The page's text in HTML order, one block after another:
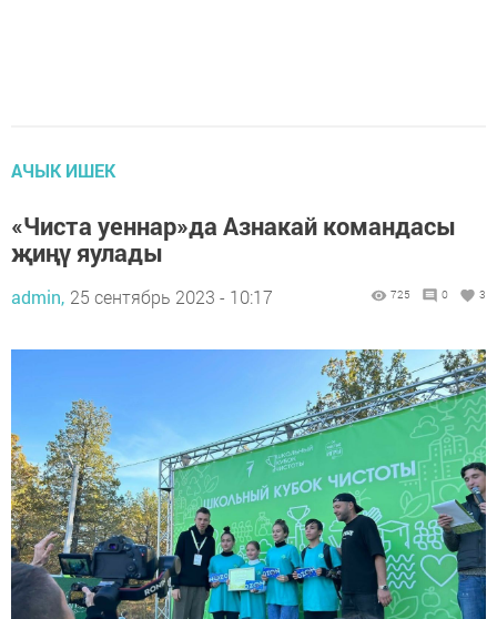
АЧЫК ИШЕК
«Чиста уеннар»да Азнакай командасы
җиңү яулады
admin, 25 сентябрь 2023 - 10:17 725 0 3